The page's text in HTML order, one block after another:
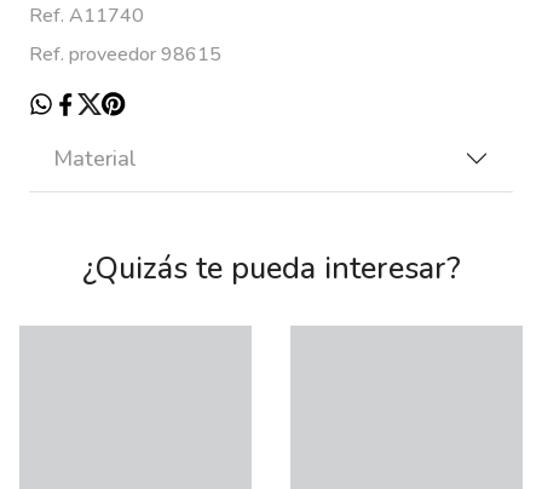
Ref. A11740
Ref. proveedor 98615
Material
¿Quizás te pueda interesar?